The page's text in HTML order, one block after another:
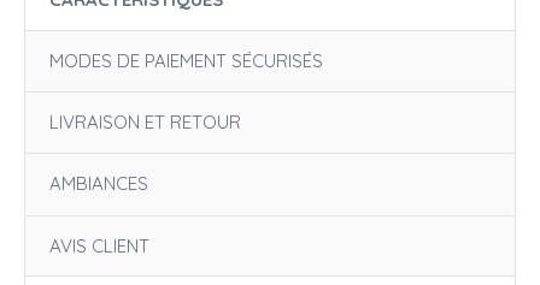
MODES DE PAIEMENT SÉCURISÉS
LIVRAISON ET RETOUR
AMBIANCES
AVIS CLIENT